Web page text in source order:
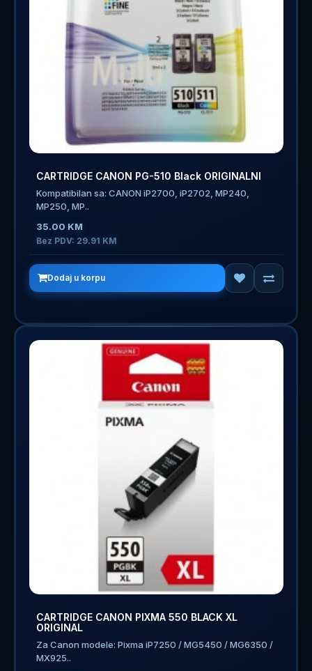
CARTRIDGE CANON PG-510 Black ORIGINALNI
Kompatibilan sa: CANON iP2700, iP2702, MP240,
MP250, MP..
35.00 KM
Bez PDV: 29.91 KM
Dodaj u korpu
CARTRIDGE CANON PIXMA 550 BLACK XL
ORIGINAL
Za Canon modele: Pixma iP7250 / MG5450 / MG6350 /
MX925..